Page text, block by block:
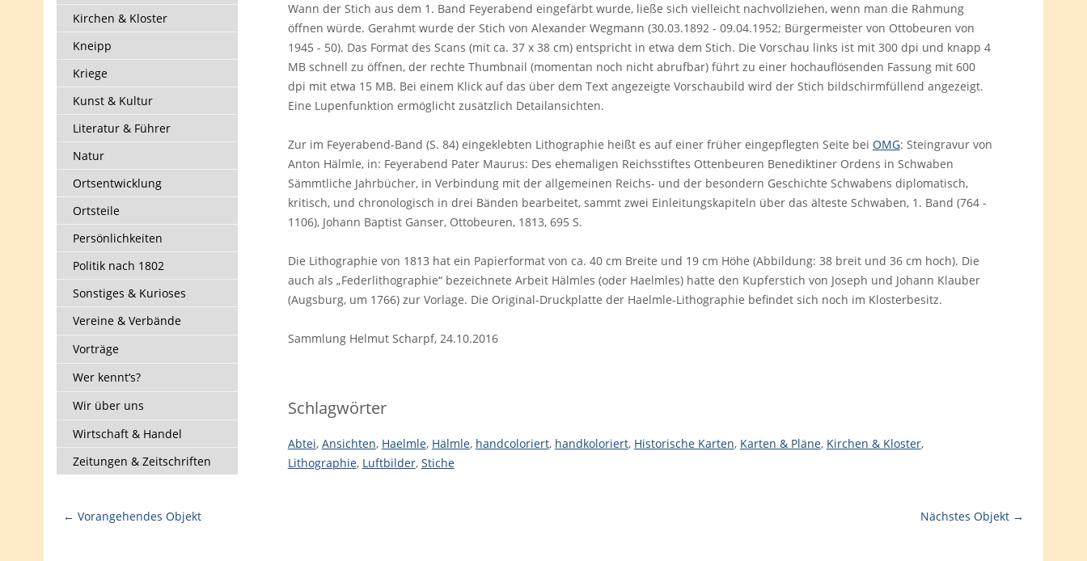
Kirchen & Kloster
Kneipp
Kriege
Kunst & Kultur
Literatur & Führer
Natur
Ortsentwicklung
Ortsteile
Persönlichkeiten
Politik nach 1802
Sonstiges & Kurioses
Vereine & Verbände
Vorträge
Wer kennt‘s?
Wir über uns
Wirtschaft & Handel
Zeitungen & Zeitschriften
Wann der Stich aus dem 1. Band Feyerabend eingefärbt wurde, ließe sich vielleicht nachvollziehen, wenn man die Rahmung
öffnen würde. Gerahmt wurde der Stich von Alexander Wegmann (30.03.1892 - 09.04.1952; Bürgermeister von Ottobeuren von
1945 - 50). Das Format des Scans (mit ca. 37 x 38 cm) entspricht in etwa dem Stich. Die Vorschau links ist mit 300 dpi und knapp 4
MB schnell zu öffnen, der rechte Thumbnail (momentan noch nicht abrufbar) führt zu einer hochauflösenden Fassung mit 600
dpi mit etwa 15 MB. Bei einem Klick auf das über dem Text angezeigte Vorschaubild wird der Stich bildschirmfüllend angezeigt.
Eine Lupenfunktion ermöglicht zusätzlich Detailansichten.
Zur im Feyerabend-Band (S. 84) eingeklebten Lithographie heißt es auf einer früher eingepflegten Seite bei OMG: Steingravur von
Anton Hälmle, in: Feyerabend Pater Maurus: Des ehemaligen Reichsstiftes Ottenbeuren Benediktiner Ordens in Schwaben
Sämmtliche Jahrbücher, in Verbindung mit der allgemeinen Reichs- und der besondern Geschichte Schwabens diplomatisch,
kritisch, und chronologisch in drei Bänden bearbeitet, sammt zwei Einleitungskapiteln über das älteste Schwaben, 1. Band (764 -
1106), Johann Baptist Ganser, Ottobeuren, 1813, 695 S.
Die Lithographie von 1813 hat ein Papierformat von ca. 40 cm Breite und 19 cm Höhe (Abbildung: 38 breit und 36 cm hoch). Die
auch als „Federlithographie“ bezeichnete Arbeit Hälmles (oder Haelmles) hatte den Kupferstich von Joseph und Johann Klauber
(Augsburg, um 1766) zur Vorlage. Die Original-Druckplatte der Haelmle-Lithographie befindet sich noch im Klosterbesitz.
Sammlung Helmut Scharpf, 24.10.2016
Schlagwörter
Abtei, Ansichten, Haelmle, Hälmle, handcoloriert, handkoloriert, Historische Karten, Karten & Pläne, Kirchen & Kloster,
Lithographie, Luftbilder, Stiche
← Vorangehendes Objekt Nächstes Objekt →